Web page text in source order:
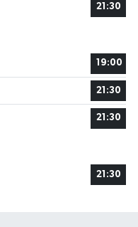
21:30
19:00
21:30
21:30
21:30